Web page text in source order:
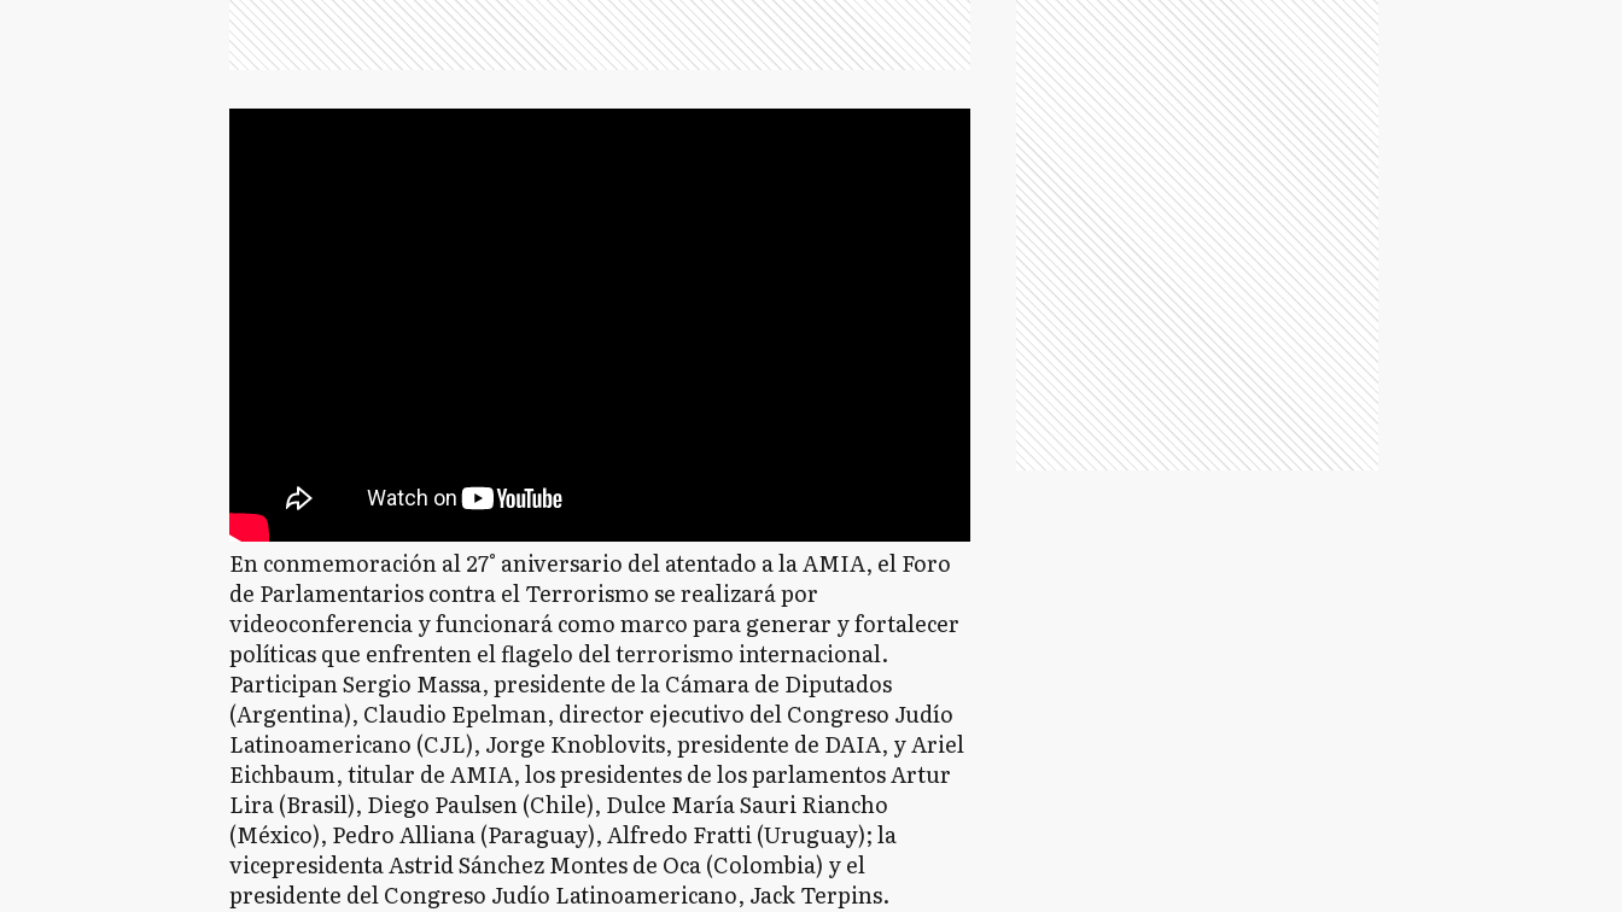
En conmemoración al 27° aniversario del atentado a la AMIA, el Foro
de Parlamentarios contra el Terrorismo se realizará por
videoconferencia y funcionará como marco para generar y fortalecer
políticas que enfrenten el flagelo del terrorismo internacional.
Participan Sergio Massa, presidente de la Cámara de Diputados
(Argentina), Claudio Epelman, director ejecutivo del Congreso Judío
Latinoamericano (CJL), Jorge Knoblovits, presidente de DAIA, y Ariel
Eichbaum, titular de AMIA, los presidentes de los parlamentos Artur
Lira (Brasil), Diego Paulsen (Chile), Dulce María Sauri Riancho
(México), Pedro Alliana (Paraguay), Alfredo Fratti (Uruguay); la
vicepresidenta Astrid Sánchez Montes de Oca (Colombia) y el
presidente del Congreso Judío Latinoamericano, Jack Terpins.